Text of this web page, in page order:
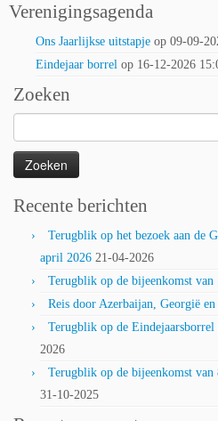
Verenigingsagenda
Ons Jaarlijkse uitstapje op 09-09-
Eindejaar borrel op 16-12-2026
Zoeken
naar:
Recente berichten
Terugblik op het bezoek aan de
april 2026 21-04-2026
Terugblik op de bijeenkomst van
Reis door Azerbaijan, Georgië
Terugblik op de Eindejaarsborrel
2026
Terugblik op de bijeenkomst
31-10-2025